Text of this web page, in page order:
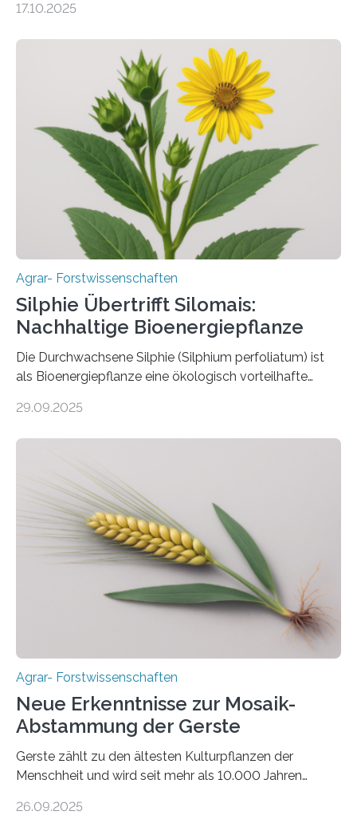
Insektenbiotechnologie der JLU Insekten spielen eine
aber Krankheiten übertragen und der Landwirtschaft
und dem Gartenbau erhebliche Schäden zufügen. Es ist
daher entscheidend, Schadinsekten effektiv zu
bekämpfen, während gleichzeitig nützliche Insekten
erhalten bleiben. An der Justus-Liebig-Universität
Gießen (JLU) erforscht die Arbeitsgruppe von Prof. Dr.
Marc F. Schetelig am Institut für
Insektenbiotechnologie neue biologische und
biotechnologische Verfahren zur…
17.10.2025
Agrar- Forstwissenschaften
Silphie Übertrifft Silomais:
Nachhaltige Bioenergiepflanze
Die Durchwachsene Silphie (Silphium perfoliatum) ist
als Bioenergiepflanze eine ökologisch vorteilhafte
mehrjährigen Vergleichsstudie von Forschenden der
nach nachhaltigen Alternativen zur Energiegewinnung
aus landwirtschaftlichen Kulturen ist ein zentrales
Anliegen im Zuge der europäischen Klimaziele, bis
2050 klimaneutral zu werden. In Deutschland dominiert
bislang der Mais als Energiepflanze, doch sein Anbau
bringt ökologische Herausforderungen mit sich:
Bodenerosion, Nährstoffauswaschung und…
29.09.2025
Agrar- Forstwissenschaften
Neue Erkenntnisse zur Mosaik-
Abstammung der Gerste
Gerste zählt zu den ältesten Kulturpflanzen der
Menschheit und wird seit mehr als 10.000 Jahren
einzigen Ort domestiziert wurde. Eine neue Studie eines
26.09.2025